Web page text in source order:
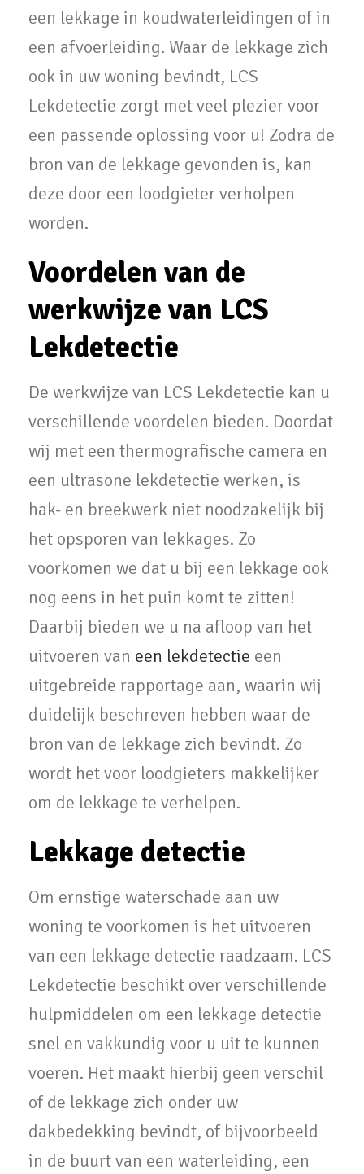
een lekkage in koudwaterleidingen of in
een afvoerleiding. Waar de lekkage zich
ook in uw woning bevindt, LCS
Lekdetectie zorgt met veel plezier voor
een passende oplossing voor u! Zodra de
bron van de lekkage gevonden is, kan
deze door een loodgieter verholpen
worden.
Voordelen van de
werkwijze van LCS
Lekdetectie
De werkwijze van LCS Lekdetectie kan u
verschillende voordelen bieden. Doordat
wij met een thermografische camera en
een ultrasone lekdetectie werken, is
hak- en breekwerk niet noodzakelijk bij
het opsporen van lekkages. Zo
voorkomen we dat u bij een lekkage ook
nog eens in het puin komt te zitten!
Daarbij bieden we u na afloop van het
uitvoeren van een lekdetectie een
uitgebreide rapportage aan, waarin wij
duidelijk beschreven hebben waar de
bron van de lekkage zich bevindt. Zo
wordt het voor loodgieters makkelijker
om de lekkage te verhelpen.
Lekkage detectie
Om ernstige waterschade aan uw
woning te voorkomen is het uitvoeren
van een lekkage detectie raadzaam. LCS
Lekdetectie beschikt over verschillende
hulpmiddelen om een lekkage detectie
snel en vakkundig voor u uit te kunnen
voeren. Het maakt hierbij geen verschil
of de lekkage zich onder uw
dakbedekking bevindt, of bijvoorbeeld
in de buurt van een waterleiding, een